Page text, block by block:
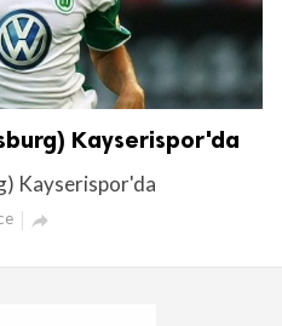
Kayserispor'da
Kayserispor'da
